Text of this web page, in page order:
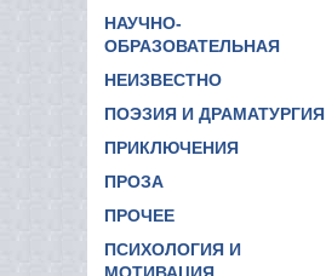
НАУЧНО-
ОБРАЗОВАТЕЛЬНАЯ
НЕИЗВЕСТНО
ПОЭЗИЯ И ДРАМАТУРГИЯ
ПРИКЛЮЧЕНИЯ
ПРОЗА
ПРОЧЕЕ
ПСИХОЛОГИЯ И